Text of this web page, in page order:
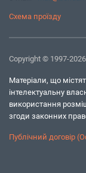
Схема проїзду
Copyright © 1997-2026
Матеріали, що
інтелектуальну
використання
згоди законних
Публічний договір